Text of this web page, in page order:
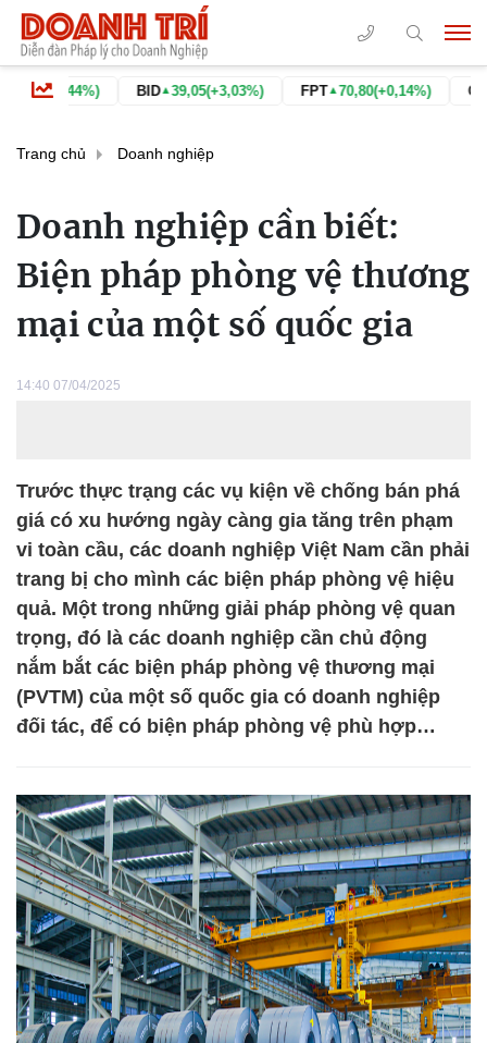
BID▲39,05 (+3,03%) FPT▲70,80 (+0,14%) GAS▲74,60
Trang chủ Doanh nghiệp
Doanh nghiệp cần biết:
Biện pháp phòng vệ thương
mại của một số quốc gia
14:40 07/04/2025
Trước thực trạng các vụ kiện về chống bán phá
giá có xu hướng ngày càng gia tăng trên phạm
vi toàn cầu, các doanh nghiệp Việt Nam cần phải
trang bị cho mình các biện pháp phòng vệ hiệu
quả. Một trong những giải pháp phòng vệ quan
trọng, đó là các doanh nghiệp cần chủ động
nắm bắt các biện pháp phòng vệ thương mại
(PVTM) của một số quốc gia có doanh nghiệp
đối tác, để có biện pháp phòng vệ phù hợp…